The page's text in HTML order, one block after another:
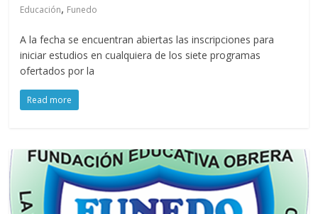
Educación, Funedo
A la fecha se encuentran abiertas las inscripciones para
iniciar estudios en cualquiera de los siete programas
ofertados por la
Read more